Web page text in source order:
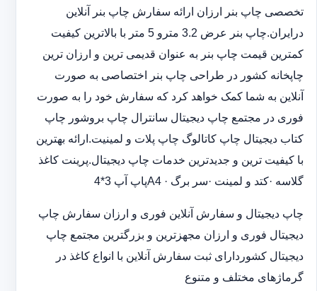
تخصصی چاپ بنر ارزان ارائه سفارش چاپ بنر آنلاین
درایران.چاپ بنر عرض 3.2 مترو 5 متر با بالاترین کیفیت
کمترین قیمت چاپ بنر به عنوان قدیمی ترین و ارزان ترین
چاپخانه کشور در طراحی چاپ بنر اختصاصی به صورت
آنلاین به شما کمک خواهد کرد که سفارش خود را به صورت
فوری در مجتمع چاپ دیجیتال سانترال چاپ بروشور چاپ
کتاب دیجیتال چاپ کاتالوگ چاپ پلات و لمینیت.ارائه بهترین
با کیفیت ترین و جدیدترین خدمات چاپ دیجیتال.پرینت کاغذ
گلاسه ·‎کتد و لمینت ·‎سر برگ A4 ·‎پاپ آپ 3*4
چاپ دیجیتال و سفارش آنلاین فوری و ارزان سفارش چاپ
دیجیتال فوری و ارزان مجهزترین و بزرگترین مجتمع چاپ
دیجیتال کشوردارای ثبت سفارش آنلاین با انواع کاغذ در
گرماژهای مختلف و متنوع